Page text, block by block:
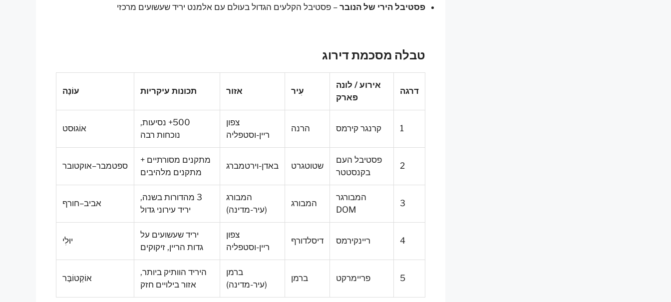
פסטיבל הירי של הנובר – פסטיבל הקלעים הגדול בעולם עם אלמנט יריד שעשועים מרכזי
טבלה מסכמת דירוג
דרגה
אירוע / לונה
פארק
עִיר אזור תכונות עיקריות עוֹנָה
1 קרנגר קירמס הרנה
צפון
ריין-וסטפליה
500+ נסיעות,
נוכחות רבה
אוֹגוּסט
2
פסטיבל העם
בקנסטטר
שטוטגרט באדן-וירטמברג
מתקנים מסורתיים +
מתקנים מלהיבים
ספטמבר–אוקטובר
3
המבורגר
DOM
המבורג
המבורג
(עיר-מדינה)
3 מהדורות בשנה,
יריד עירוני גדול
אביב–חורף
4 ריינקירמס דיסלדורף
צפון
ריין-וסטפליה
יריד שעשועים על
גדות הריין, זיקוקים
יוּלִי
5 פריימרקט ברמן
ברמן
(עיר-מדינה)
היריד הוותיק ביותר,
אזור בילויים חזק
אוֹקְטוֹבֶּר